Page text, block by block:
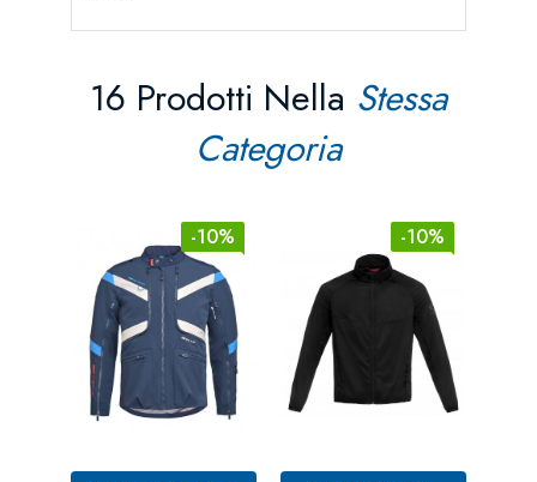
16 Prodotti Nella Stessa
Categoria
-10% -10%